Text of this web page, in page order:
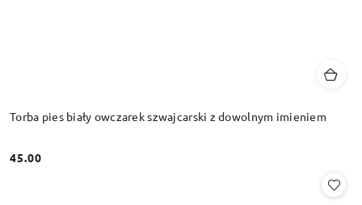
Torba pies biały owczarek szwajcarski z dowolnym imieniem
Cena:
45.00